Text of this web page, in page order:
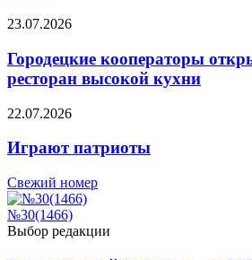
23.07.2026
Городецкие кооператоры
ресторан высокой кухни
22.07.2026
Играют патриоты
Свежий номер
№30(1466)
Выбор редакции